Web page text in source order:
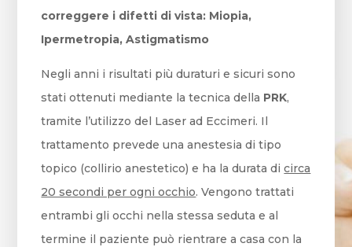
correggere i difetti di vista: Miopia,
Ipermetropia, Astigmatismo
Negli anni i risultati più duraturi e sicuri sono
stati ottenuti mediante la tecnica della PRK,
tramite l’utilizzo del Laser ad Eccimeri. Il
trattamento prevede una anestesia di tipo
topico (collirio anestetico) e ha la durata dicirca
20 secondi per ogni occhio. Vengono trattati
entrambi gli occhi nella stessa seduta e al
termine il paziente può rientrare a casa con la